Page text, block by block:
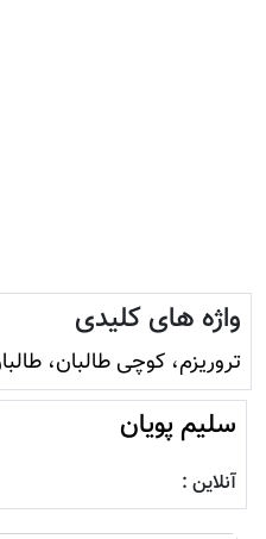
واژه های کلیدی
تروريزم، کوچی طالبان،
سليم پویان
آنلاین :